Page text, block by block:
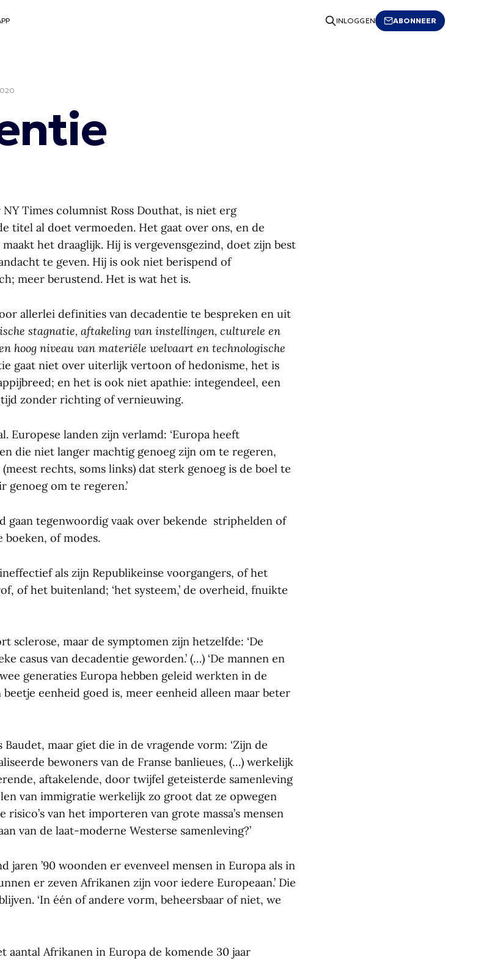
INLOGGEN ABONNEER
Times columnist Ross Douthat, is niet erg
titel al doet vermoeden. Het gaat over ons, en de
het draaglijk. Hij is vergevensgezind, doet zijn best
te geven. Hij is ook niet berispend of
meer berustend. Het is wat het is.
allerlei definities van decadentie te bespreken en uit
stagnatie, aftakeling van instellingen, culturele en
hoog niveau van materiële welvaart en technologische
gaat niet over uiterlijk vertoon of hedonisme, het is
en het is ook niet apathie: integendeel, een
zonder richting of vernieuwing.
Europese landen zijn verlamd: ‘Europa heeft
die niet langer machtig genoeg zijn om te regeren,
rechts, soms links) dat sterk genoeg is de boel te
om te regeren.’
tegenwoordig vaak over bekende striphelden of
boeken, of modes.
als zijn Republikeinse voorgangers, of het
of het buitenland; ‘het systeem,’ de overheid, fnuikte
sclerose, maar de symptomen zijn hetzelfde: ‘De
casus van decadentie geworden.’ (…) ‘De mannen en
generaties Europa hebben geleid werkten in de
eenheid goed is, meer eenheid alleen maar beter
maar giet die in de vragende vorm: ‘Zijn de
bewoners van de Franse banlieues, (…) werkelijk
aftakelende, door twijfel geteisterde samenleving
van immigratie werkelijk zo groot dat ze opwegen
van het importeren van grote massa’s mensen
van de laat-moderne Westerse samenleving?’
jaren ’90 woonden er evenveel mensen in Europa als in
er zeven Afrikanen zijn voor iedere Europeaan.’ Die
‘In één of andere vorm, beheersbaar of niet, we
aantal Afrikanen in Europa de komende 30 jaar